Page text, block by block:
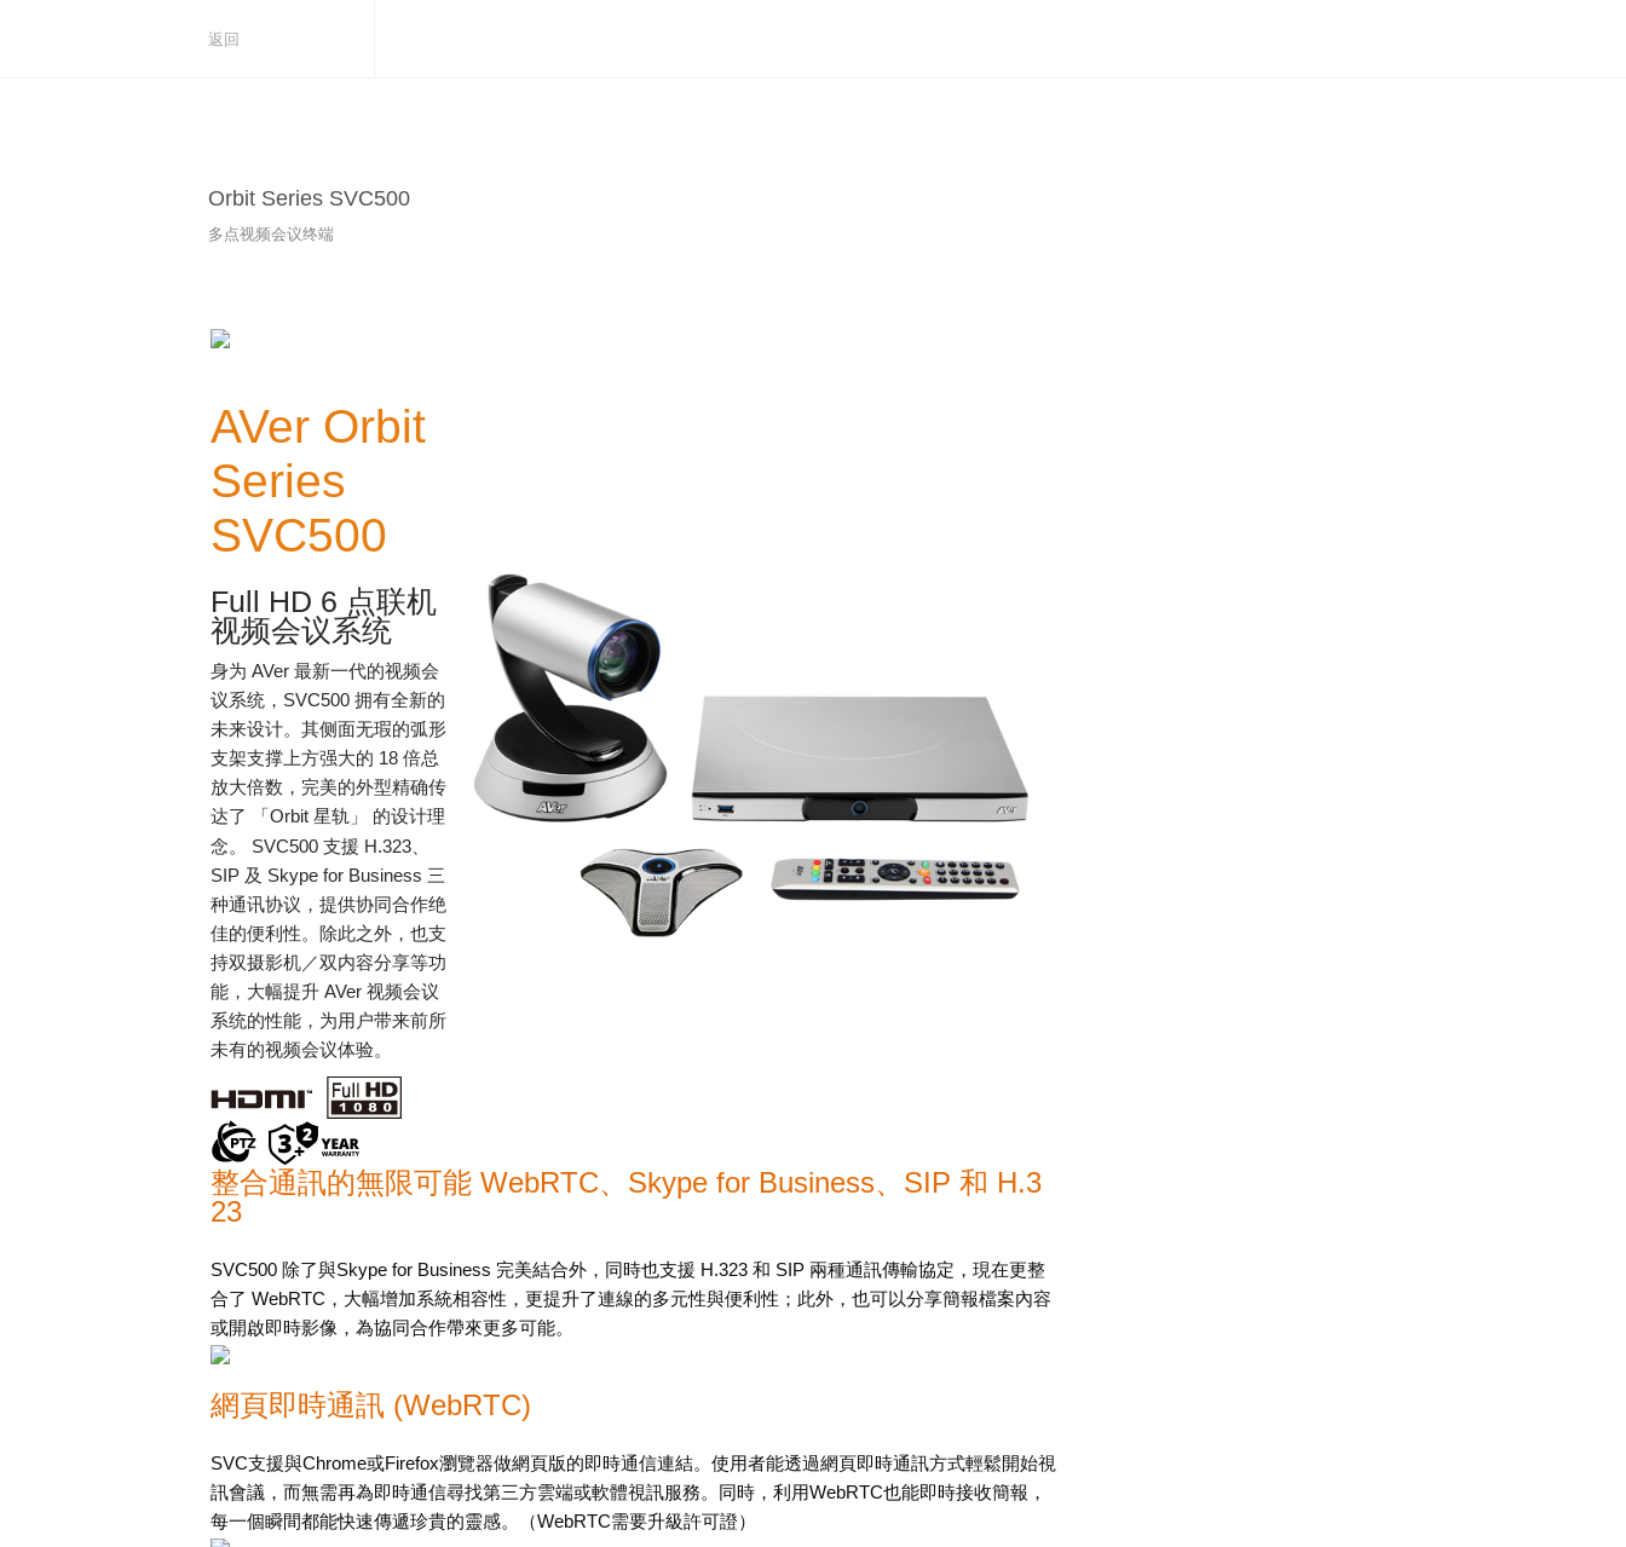
返回
Orbit Series SVC500
多点视频会议终端
AVer Orbit
Series
SVC500
Full HD 6 点联机
视频会议系统
身为 AVer 最新一代的视频会
议系统， SVC500 拥有全新的
未来设计。其侧面无瑕的弧形
支架支撑上方强大的 18 倍总
放大倍数，完美的外型精确传
达了
「Orbit 星轨」
的设计理
念。
SVC500 支援 H.323
SIP 及 Skype for Business 三
种通讯协议，提供协同合作绝
佳的便利性。除此之外，也支
持双摄影机／双内容分享等功
能，大幅提升 AVer 视频会议
系统的性能，为用户带来前所
未有的视频会议体验。
整合通訊的無限可能 WebRTC、Skype for Business、SIP 和 H.3
23
SVC500 除了與Skype for Business 完美結合外，同時也支援 H.323 和 SIP 兩種通訊傳輸協定，現在更整
合了 WebRTC，大幅增加系統相容性，更提升了連線的多元性與便利性；此外，也可以分享簡報檔案內容
或開啟即時影像，為協同合作帶來更多可能。
網頁即時通訊 (WebRTC)
SVC支援與Chrome或Firefox瀏覽器做網頁版的即時通信連結。使用者能透過網頁即時通訊方式輕鬆開始視
訊會議，而無需再為即時通信尋找第三方雲端或軟體視訊服務。同時，利用WebRTC也能即時接收簡報，
每一個瞬間都能快速傳遞珍貴的靈感。（WebRTC需要升級許可證）